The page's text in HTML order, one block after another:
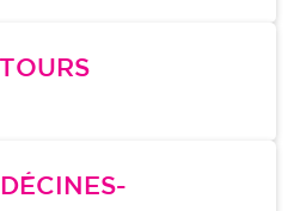
TOURS
DÉCINES-